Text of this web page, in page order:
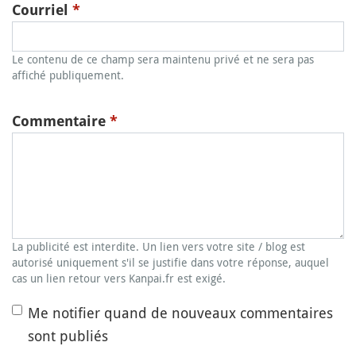
Courriel *
Le contenu de ce champ sera maintenu privé et ne sera pas
affiché publiquement.
Commentaire *
La publicité est interdite. Un lien vers votre site / blog est
autorisé uniquement s'il se justifie dans votre réponse, auquel
cas un lien retour vers Kanpai.fr est exigé.
Me notifier quand de nouveaux commentaires
sont publiés